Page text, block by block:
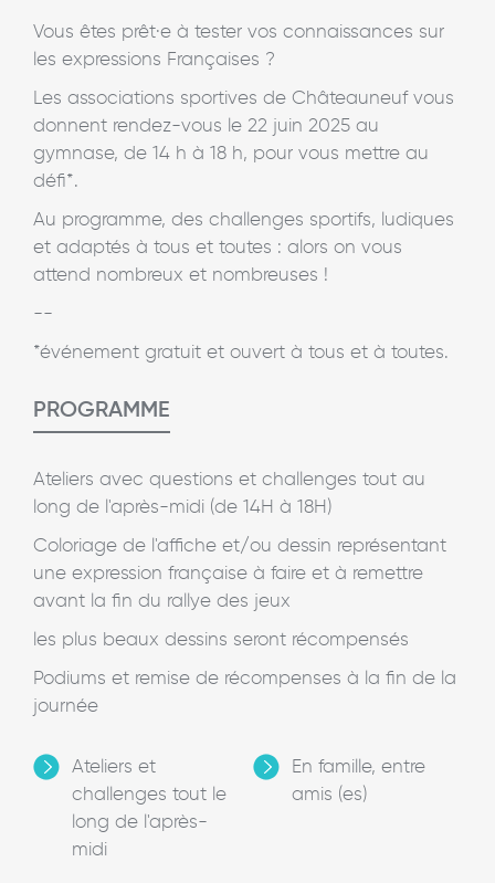
Vous êtes prêt·e à tester vos connaissances sur
les expressions Françaises ?
Les associations sportives de Châteauneuf vous
donnent rendez-vous le 22 juin 2025 au
gymnase, de 14 h à 18 h, pour vous mettre au
défi*.
Au programme, des challenges sportifs, ludiques
et adaptés à tous et toutes : alors on vous
attend nombreux et nombreuses !
--
*événement gratuit et ouvert à tous et à toutes.
PROGRAMME
Ateliers avec questions et challenges tout au
long de l'après-midi (de 14H à 18H)
Coloriage de l'affiche et/ou dessin représentant
une expression française à faire et à remettre
avant la fin du rallye des jeux
les plus beaux dessins seront récompensés
Podiums et remise de récompenses à la fin de la
journée
Ateliers et
challenges tout le
long de l'après-
midi
En famille, entre
amis (es)